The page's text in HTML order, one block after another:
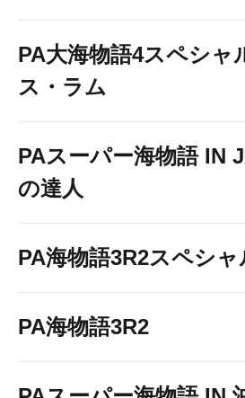
PA大海物語4スペシャ
ス・ラム
PAスーパー海物語 IN
の達人
PA海物語3R2スペシャ
PA海物語3R2